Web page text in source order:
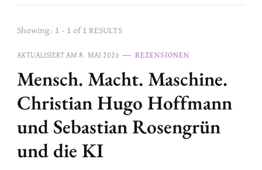
Showing: 1 - 1 of 1 RESULTS
AKTUALISIERT AM 8. MAI 2026 REZENSIONEN
Mensch. Macht. Maschine.
Christian Hugo Hoffmann
und Sebastian Rosengrün
und die KI